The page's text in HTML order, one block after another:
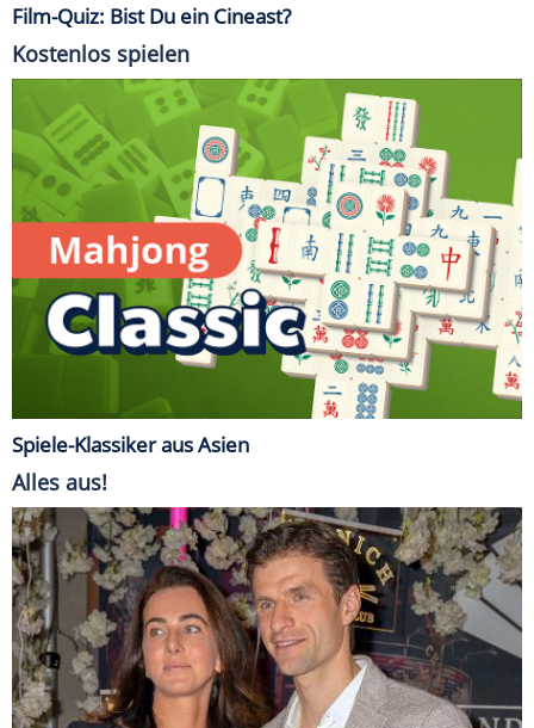
Film-Quiz: Bist Du ein Cineast?
Kostenlos spielen
Spiele-Klassiker aus Asien
Alles aus!